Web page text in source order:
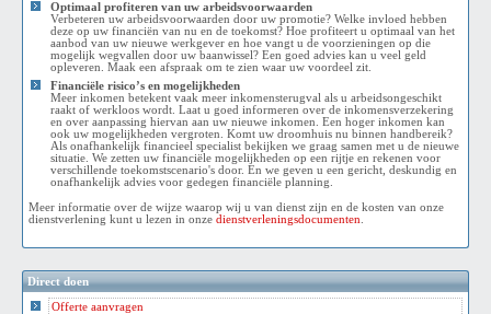
Optimaal profiteren van uw arbeidsvoorwaarden
Verbeteren uw arbeidsvoorwaarden door uw promotie? Welke invloed hebben
deze op uw financiën van nu en de toekomst? Hoe profiteert u optimaal van het
aanbod van uw nieuwe werkgever en hoe vangt u de voorzieningen op die
mogelijk wegvallen door uw baanwissel? Een goed advies kan u veel geld
opleveren. Maak een afspraak om te zien waar uw voordeel zit.
Financiële risico’s en mogelijkheden
Meer inkomen betekent vaak meer inkomensterugval als u arbeidsongeschikt
raakt of werkloos wordt. Laat u goed informeren over de inkomensverzekering
en over aanpassing hiervan aan uw nieuwe inkomen. Een hoger inkomen kan
ook uw mogelijkheden vergroten. Komt uw droomhuis nu binnen handbereik?
Als onafhankelijk financieel specialist bekijken we graag samen met u de nieuwe
situatie. We zetten uw financiële mogelijkheden op een rijtje en rekenen voor
verschillende toekomstscenario's door. En we geven u een gericht, deskundig en
onafhankelijk advies voor gedegen financiële planning.
Meer informatie over de wijze waarop wij u van dienst zijn en de kosten van onze
dienstverlening kunt u lezen in onze dienstverleningsdocumenten
Direct doen
Offerte aanvragen